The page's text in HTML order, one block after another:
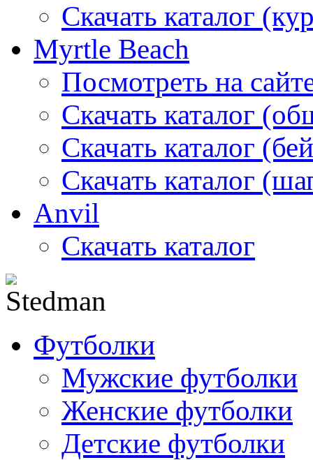
Скачать каталог
Myrtle Beach
Посмотреть на
Скачать каталог
Скачать каталог
Скачать каталог
Anvil
Скачать каталог
Футболки
Мужские футболки
Женские футболки
Детские футболки